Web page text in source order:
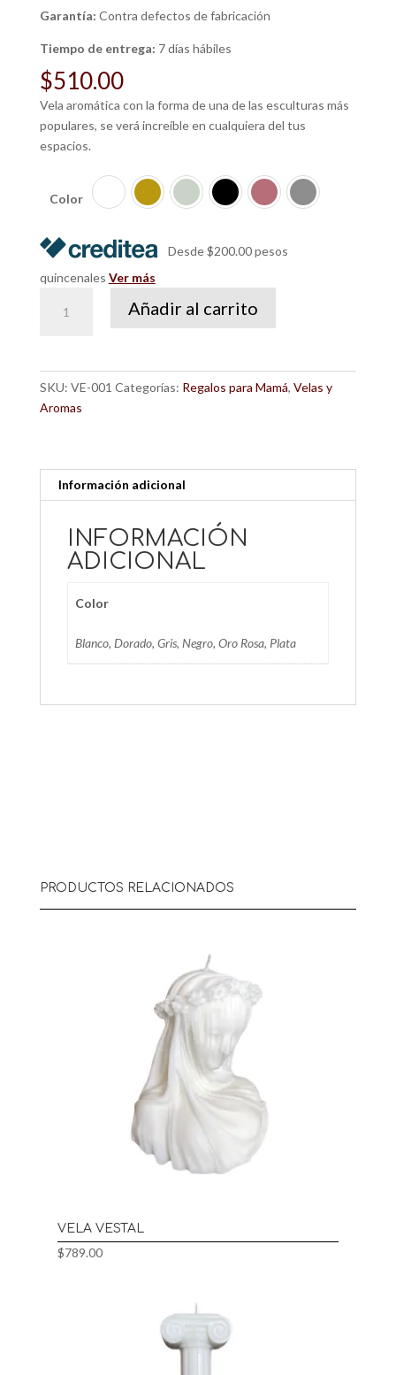
Garantía: Contra defectos de fabricación
Tiempo de entrega: 7 días hábiles
$510.00
Vela aromática con la forma de una de las esculturas más
populares, se verá increíble en cualquiera del tus
espacios.
Color
Desde $200.00 pesos
quincenales Ver más
Añadir al carrito
SKU: VE-001 Categorías: Regalos para Mamá, Velas y
Aromas
Información adicional
INFORMACIÓN
ADICIONAL
Color
Blanco, Dorado, Gris, Negro, Oro Rosa, Plata
PRODUCTOS RELACIONADOS
VELA VESTAL
$789.00